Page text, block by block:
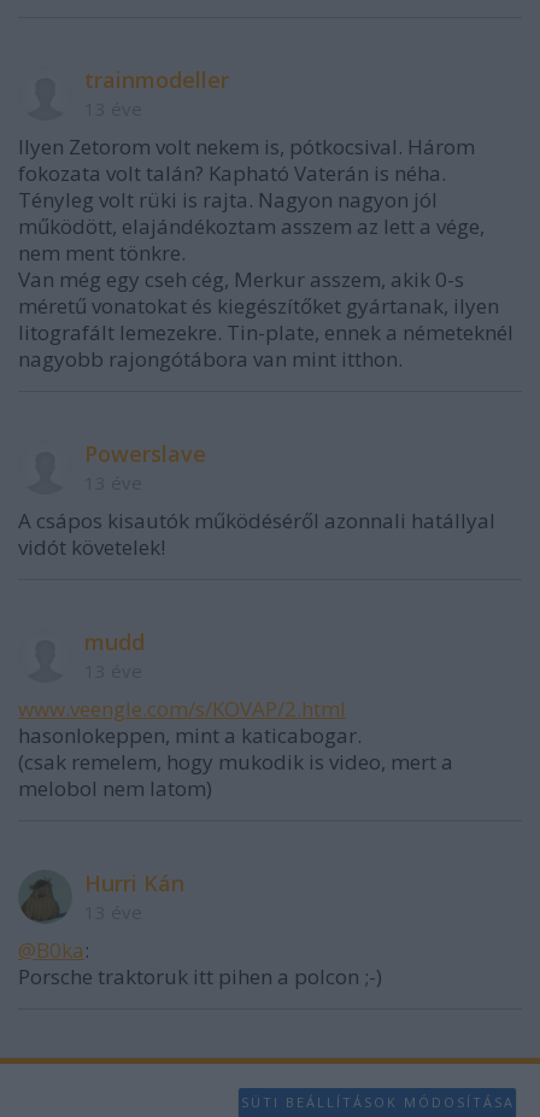
trainmodeller
Ilyen Zetorom volt nekem is, pótkocsival. Három
fokozata volt talán? Kapható Vaterán is néha.
Tényleg volt rüki is rajta. Nagyon nagyon jól
működött, elajándékoztam asszem az lett a vége,
nem ment tönkre.
Van még egy cseh cég, Merkur asszem, akik 0-s
méretű vonatokat és kiegészítőket gyártanak, ilyen
litografált lemezekre. Tin-plate, ennek a németeknél
nagyobb rajongótábora van mint itthon.
Powerslave
A csápos kisautók működéséről azonnali hatállyal
vidót követelek!
mudd
www.veengle.com/s/KOVAP/2.html
hasonlokeppen, mint a katicabogar.
(csak remelem, hogy mukodik is video, mert a
melobol nem latom)
Hurri Kán
@B0ka:
Porsche traktoruk itt pihen a polcon ;-)
SÜTI BEÁLLÍTÁSOK MÓDOSÍTÁSA